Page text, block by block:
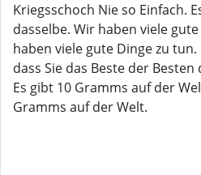
Kriegsschoch Nie so Einfach.
dasselbe. Wir haben viele
haben viele gute Dinge zu
dass Sie das Beste der
Es gibt 10 Gramms auf der
Gramms auf der Welt.